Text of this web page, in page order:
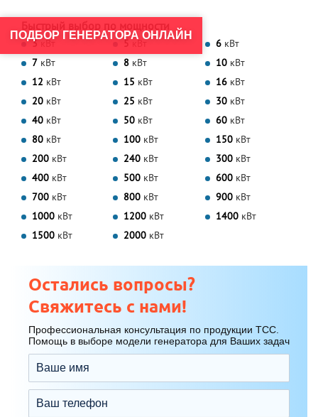
Быстрый выбор по мощности
3 кВт 5 кВт 6 кВт
7 кВт 8 кВт 10 кВт
12 кВт 15 кВт 16 кВт
20 кВт 25 кВт 30 кВт
40 кВт 50 кВт 60 кВт
80 кВт 100 кВт 150 кВт
200 кВт 240 кВт 300 кВт
400 кВт 500 кВт 600 кВт
700 кВт 800 кВт 900 кВт
1000 кВт 1200 кВт 1400 кВт
1500 кВт 2000 кВт
Остались вопросы?
Свяжитесь с нами!
Профессиональная консультация по продукции ТСС.
Помощь в выборе модели генератора для Ваших задач
ПОДБОР ГЕНЕРАТОРА ОНЛАЙН